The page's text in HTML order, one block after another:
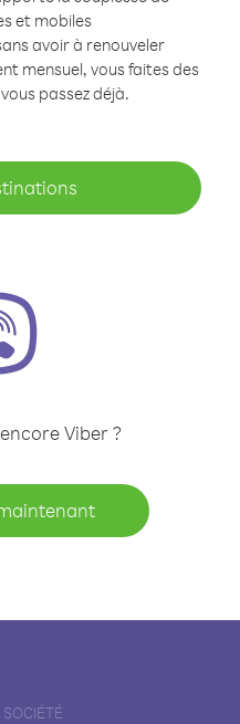
et mobiles
avoir à renouveler
mensuel, vous faites des
passez déjà.
Viber ?
SOCIÉTÉ